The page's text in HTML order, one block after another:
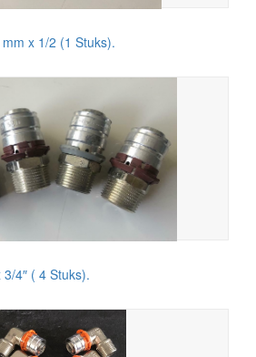
x 1/2 (1 Stuks).
4″ ( 4 Stuks).